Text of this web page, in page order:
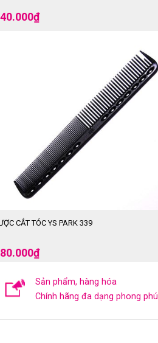
₫
CẮT TÓC YS PARK 339
₫
Sản phẩm, hàng hóa
Chính hãng đa dạng phong phú.